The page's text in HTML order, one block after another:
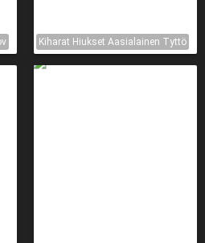
Kiharat Hiukset Aasialainen Tyttö